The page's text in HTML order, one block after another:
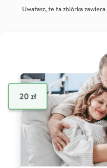
Uważasz, że ta zbiórka zawiera